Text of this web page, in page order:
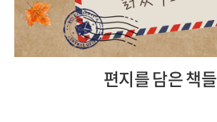
편지를 담은 책들